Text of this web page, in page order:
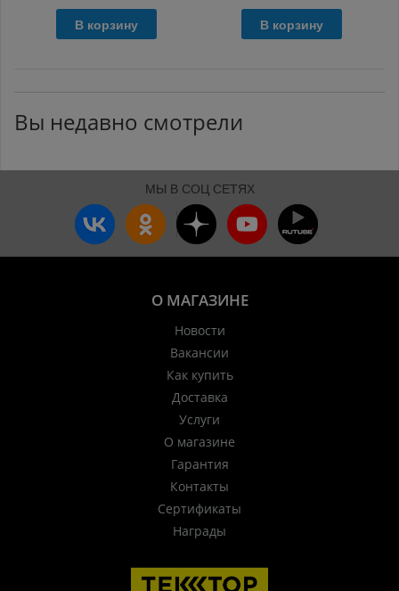
В корзину В корзину
Вы недавно смотрели
МЫ В СОЦ СЕТЯХ
О МАГАЗИНЕ
Новости
Вакансии
Как купить
Доставка
Услуги
О магазине
Гарантия
Контакты
Сертификаты
Награды